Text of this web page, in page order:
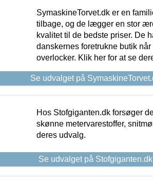
SymaskineTorvet.dk er en
tilbage, og de lægger en stor
kvalitet til de bedste priser. De
danskernes foretrukne butik
overlocker. Klik her for at se
Se udvalget på
Hos Stofgiganten.dk forsøger
skønne metervarestoffer,
deres udvalg.
Se udvalget på Stofgiganten.dk